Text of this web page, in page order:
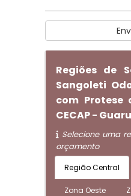
Regiões de
Sangoleti
com Protese
CECAP -
Selecione uma
orçamento
Região Central
Zona Oeste